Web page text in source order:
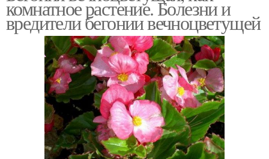
комнатное растение. Болезни и
вредители бегонии вечноцветущей